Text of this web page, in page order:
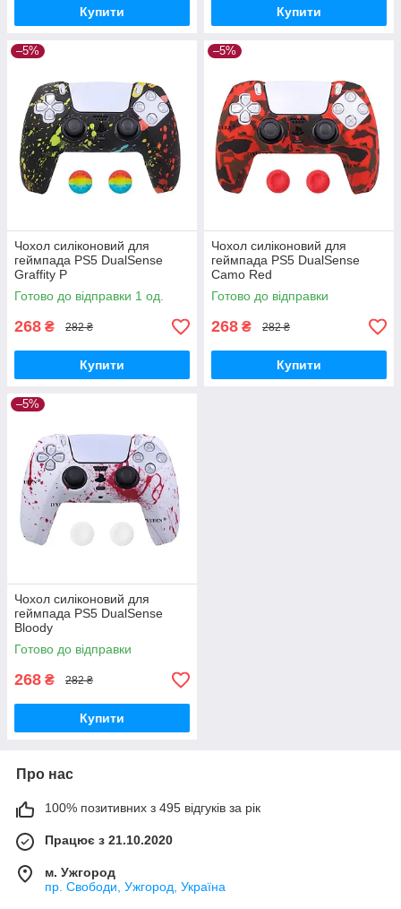
Купити Купити
–5%
Чохол силіконовий для
геймпада PS5 DualSense
Graffity P
Готово до відправки 1 од.
268 ₴ 282 ₴
Купити
–5%
Чохол силіконовий для
геймпада PS5 DualSense
Camo Red
Готово до відправки
268 ₴ 282 ₴
Купити
–5%
Чохол силіконовий для
геймпада PS5 DualSense
Bloody
Готово до відправки
268 ₴ 282 ₴
Купити
Про нас
100% позитивних з 495 відгуків за рік
Працює з 21.10.2020
м. Ужгород
пр. Свободи, Ужгород, Україна